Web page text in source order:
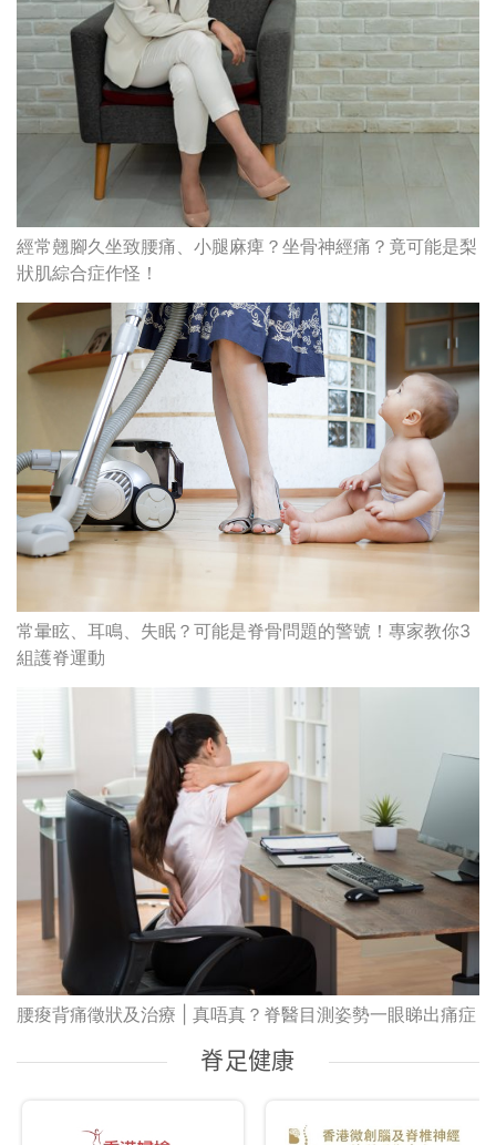
經常翹腳久坐致腰痛、小腿麻痺？坐骨神經痛？竟可能是梨
狀肌綜合症作怪！
常暈眩、耳鳴、失眠？可能是脊骨問題的警號！專家教你3
組護脊運動
腰痠背痛徵狀及治療 | 真唔真？脊醫目測姿勢一眼睇出痛症